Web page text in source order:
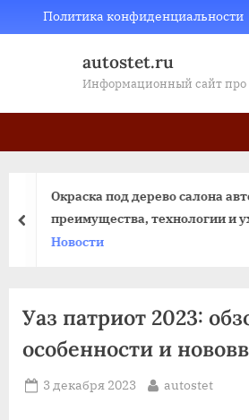
to
Политика конфиденциальности
autostet.ru
Информационный сайт про
Окраска под дерево салона
преимущества, технологии и
Новости
пред
Уаз патриот 2023:
особенности и
Posted
3 декабря 2023 By
autostet